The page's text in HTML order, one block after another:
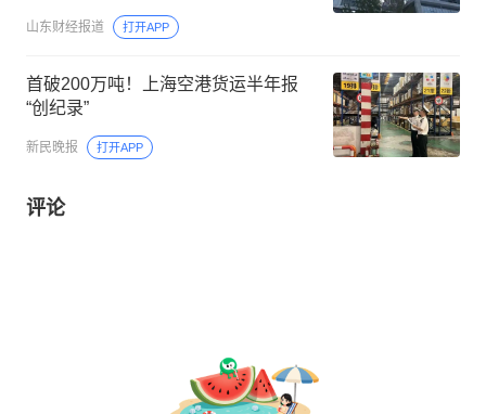
山东财经报道 打开APP
首破200万吨！上海空港货运半年报
“创纪录”
新民晚报 打开APP
评论